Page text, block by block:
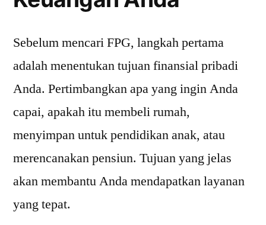
Sebelum mencari FPG, langkah pertama
adalah menentukan tujuan finansial pribadi
Anda. Pertimbangkan apa yang ingin Anda
capai, apakah itu membeli rumah,
menyimpan untuk pendidikan anak, atau
merencanakan pensiun. Tujuan yang jelas
akan membantu Anda mendapatkan layanan
yang tepat.